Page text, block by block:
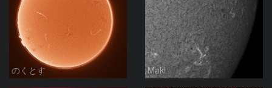
のくとす Maki